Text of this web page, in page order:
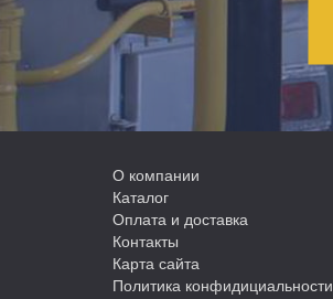
О компании
Каталог
Оплата и доставка
Контакты
Карта сайта
Политика конфидициальности